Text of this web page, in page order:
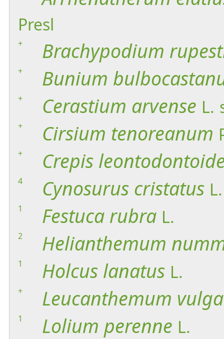
Presl
+ Brachypodium
+ Bunium
+ Cerastium arvense L.
+ Cirsium tenoreanum
+ Crepis
4 Cynosurus cristatus L.
1 Festuca rubra L.
2 Helianthemum
1 Holcus lanatus L.
+ Leucanthemum
1 Lolium perenne L.